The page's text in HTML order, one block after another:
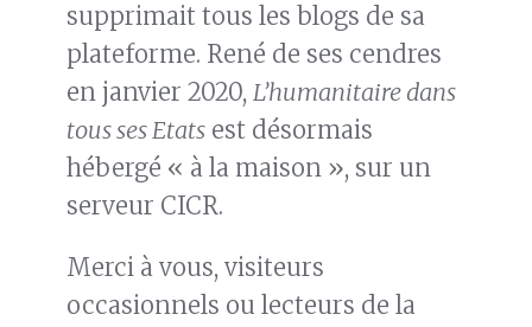
supprimait tous les blogs de sa
plateforme. René de ses cendres
en janvier 2020, L’humanitaire dans
tous ses Etats est désormais
hébergé « à la maison », sur un
serveur CICR.
Merci à vous, visiteurs
occasionnels ou lecteurs de la